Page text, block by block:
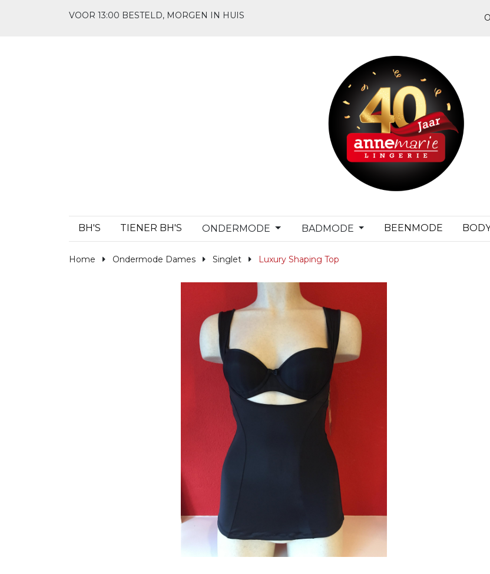
VOOR 13:00 BESTELD, MORGEN IN HUIS
BH'S TIENER BH'S ONDERMODE BADMODE BEENMODE
Home Ondermode Dames Singlet Luxury Shaping Top